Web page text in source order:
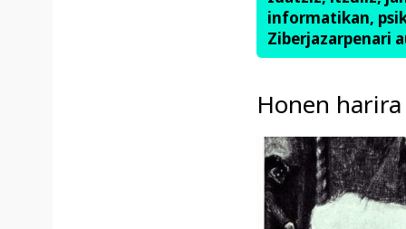
informatikan,
Ziberjazarpenari
Honen harira